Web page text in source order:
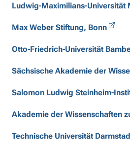
Ludwig-Maximilians-Universität
Max Weber Stiftung, Bonn
Otto-Friedrich-Universität
Sächsische Akademie der
Salomon Ludwig Steinheim-
Akademie der Wissenschaften
Technische Universität